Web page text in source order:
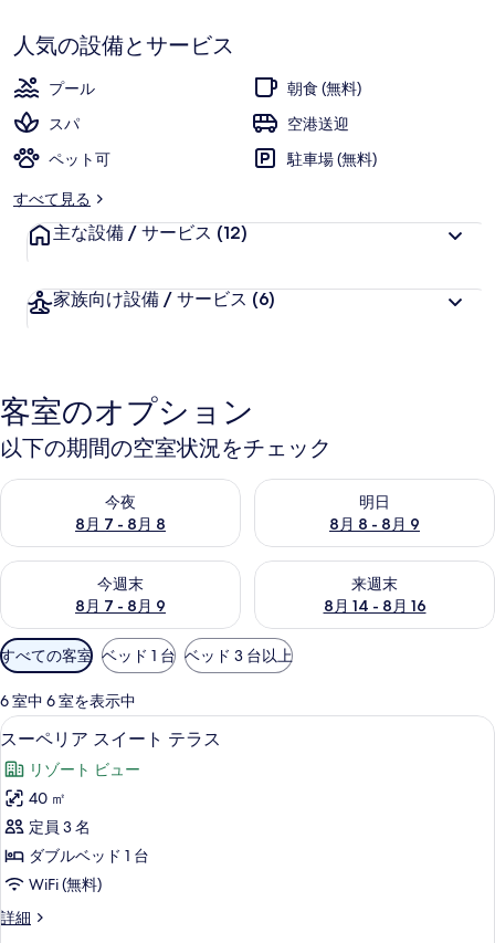
す
人気の設備とサービス
プール
朝食 (無料)
スパ
空港送迎
ペット可
駐車場 (無料)
すべて見る
主な設備 / サービス (12)
家族向け設備 / サービス (6)
客室のオプション
以下の期間の空室状況をチェック
今夜
8月 7 - 8月 8
今夜 8月 7 - 8月 8 の空室状況をチェック
明日
8月 8 - 8月 9
明日 8月 8 - 8月 9 の空室状況
今週末
8月 7 - 8月 9
今週末 8月 7 - 8月 9 の空室状況をチェック
来週末
8月 14 - 8月 16
来週末 8月 14 - 8月 16 の空室
利
用
可
能
な
客
室
の
り
込
み
すべての客室 ベッド 1 台 ベッド 3 台以上
6 室中 6 室を表示中
ス
ー
ペ
リ
ア
ス
ー
スーペリア スイート テラス | 高級寝
6
スーペリア スイート テラス
リゾート ビュー
40 ㎡
定員 3 名
ダブルベッド 1 台
WiFi (無料)
詳細
ス